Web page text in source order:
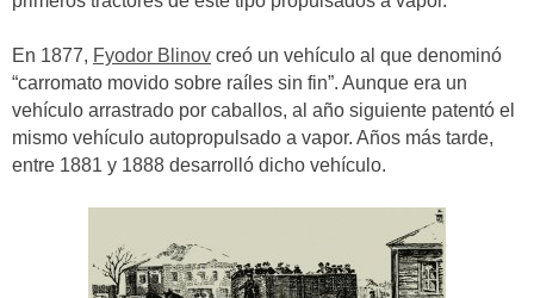
En 1877, Fyodor Blinov creó un vehículo al que denominó
“carromato movido sobre raíles sin fin”. Aunque era un
vehículo arrastrado por caballos, al año siguiente patentó el
mismo vehículo autopropulsado a vapor. Años más tarde,
entre 1881 y 1888 desarrolló dicho vehículo.